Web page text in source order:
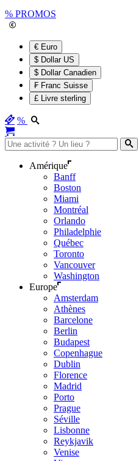
% PROMOS
€ Euro
$ Dollar US
$ Dollar Canadien
₣ Franc Suisse
£ Livre sterling
%
Amérique
Banff
Boston
Miami
Montréal
Orlando
Philadelphie
Québec
Toronto
Vancouver
Washington
Europe
Amsterdam
Athènes
Barcelone
Berlin
Budapest
Copenhague
Dublin
Florence
Madrid
Porto
Prague
Séville
Lisbonne
Reykjavik
Venise